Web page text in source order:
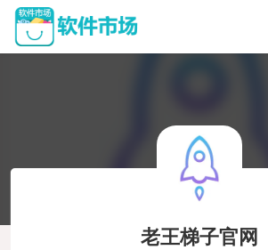
老王梯子官网